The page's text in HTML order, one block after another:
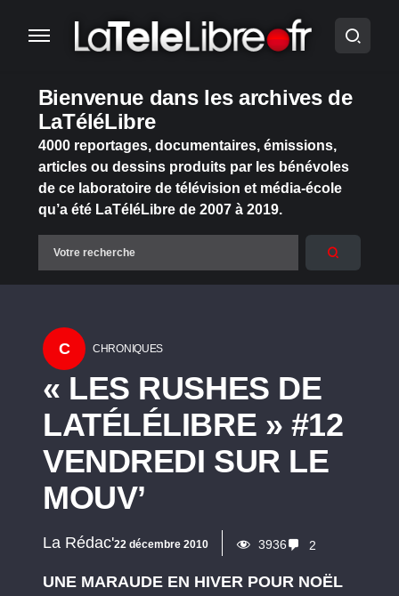
Bienvenue dans les archives de
LaTéléLibre
4000 reportages, documentaires, émissions,
articles ou dessins produits par les bénévoles
de ce laboratoire de télévision et média-école
qu’a été LaTéléLibre de 2007 à 2019.
C CHRONIQUES
« LES RUSHES DE
LATÉLÉLIBRE » #12
VENDREDI SUR LE
MOUV’
La Rédac'22 décembre 2010 3936 2
UNE MARAUDE EN HIVER POUR NOËL